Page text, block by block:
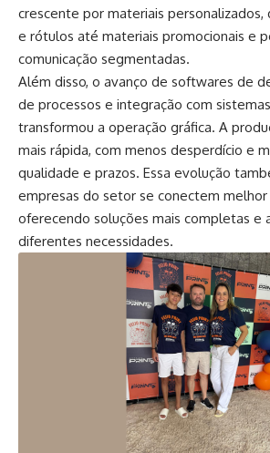
crescente por materiais personalizados,
e rótulos até materiais promocionais e
comunicação segmentadas.
Além disso, o avanço de softwares de
de processos e integração com
transformou a operação gráfica. A
mais rápida, com menos desperdício e
qualidade e prazos. Essa evolução
empresas do setor se conectem melhor
oferecendo soluções mais completas e
diferentes necessidades.